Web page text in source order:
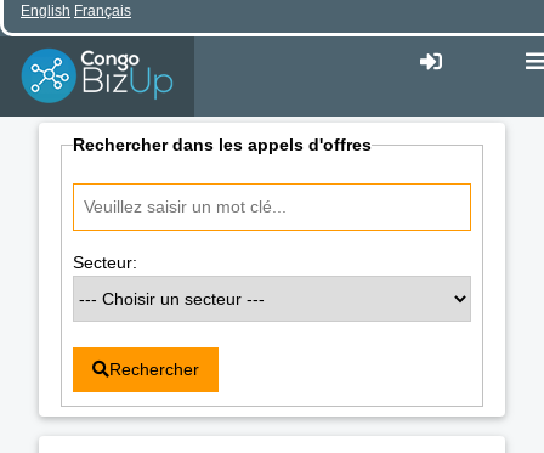
English Français
Rechercher dans les appels d'offres
Secteur:
Rechercher